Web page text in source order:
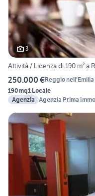
3
Attività / Licenza di 190 m² a
250.000 €Reggio nell'Emilia
190 mq1 Locale
Agenzia Agenzia Prima